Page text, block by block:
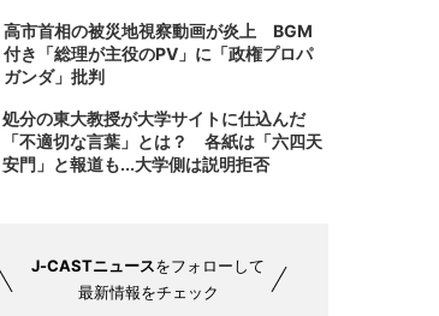
高市首相の被災地視察動画が炎上 BGM
付き「総理が主役のPV」に「政権プロパ
ガンダ」批判
処分の東大教授が大学サイトに仕込んだ
「不適切な言葉」とは？ 各紙は「六四天
安門」と報道も...大学側は説明拒否
J-CASTニュースをフォローして
最新情報をチェック